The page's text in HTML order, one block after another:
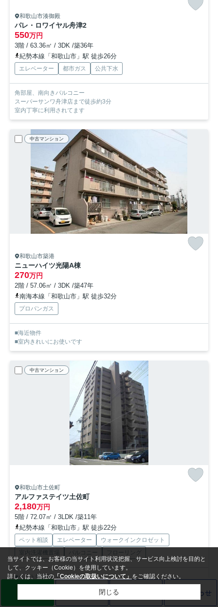
和歌山市湊御殿
パレ・ロワイヤル舟津2
550万円
3階 / 63.36㎡ / 3DK /築36年
紀勢本線「和歌山市」駅 徒歩26分
エレベーター 都市ガス 公共下水
角部屋、南向きバルコニー
スーパーサンワ舟津店まで徒歩約3分
室内丁寧に利用されてます
中古マンション
和歌山市築港
ニューハイツ光陽A棟
270万円
2階 / 57.06㎡ / 3DK /築47年
南海本線「和歌山市」駅 徒歩32分
プロパンガス
■海近物件
■室内きれいにお使いです
中古マンション
和歌山市土佐町
アルファステイツ土佐町
2,180万円
5階 / 72.07㎡ / 3LDK /築11年
紀勢本線「和歌山市」駅 徒歩22分
ペット相談 エレベーター
ウォークインクロゼット
室内洗濯機置場
バルコニー フローリング
■ペット飼育可（規約あり）
■ウォークイン・スルー・クローゼット付
お問い合わせ
当サイトでは、お客様の当サイト利用状況把握、サービス向上検討を目的と
して、クッキー（Cookie）を使用しています。
詳しくは、当社の 「Cookieの取扱いについて」 をご確認ください。
閉じる